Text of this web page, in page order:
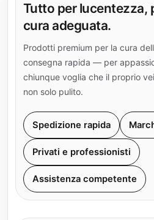
Tutto per lucentezza,
cura adeguata.
Prodotti premium per la cura
consegna rapida — per
chiunque voglia che il proprio
non solo pulito.
Spedizione rapida
Privati e professionisti
Assistenza competente